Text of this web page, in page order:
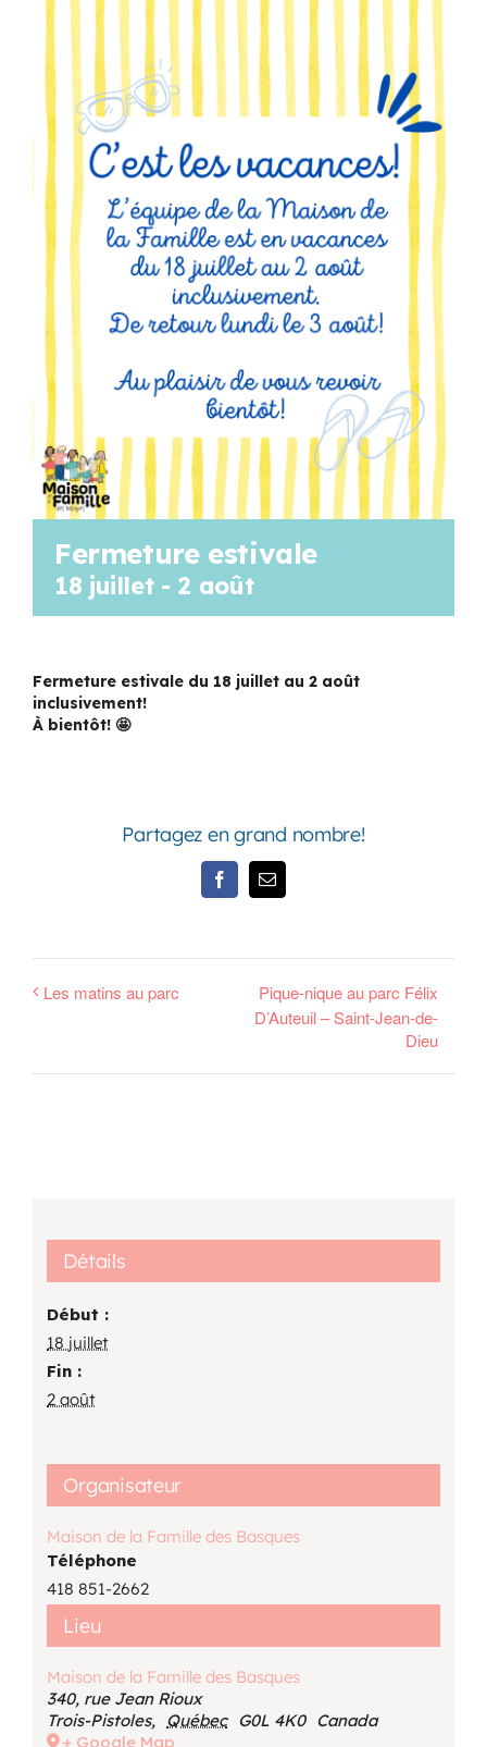
Programmation
Mon Compte
Panier
OFFRES D’EMPLOI
Fermeture estivale
18 juillet- 2 août
Fermeture estivale du 18 juillet au 2 août
inclusivement!
À bientôt!
Partagez en grand nombre!
FacebookEmail
Les matins au parc
Pique-nique au parc Félix
D’Auteuil – Saint-Jean-de-
Dieu
Détails
Début :
18 juillet
Fin :
2 août
Lieu
Maison de la Famille des Basques
340, rue Jean Rioux
Trois-Pistoles, Québec G0L 4K0 Canada
+ Google Map
Organisateur
Maison de la Famille des Basques
Téléphone
418 851-2662